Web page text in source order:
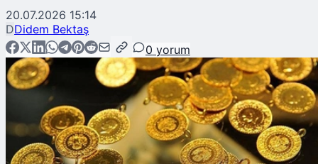
20.07.2026 15:14
DDidem Bektaş
0 yorum